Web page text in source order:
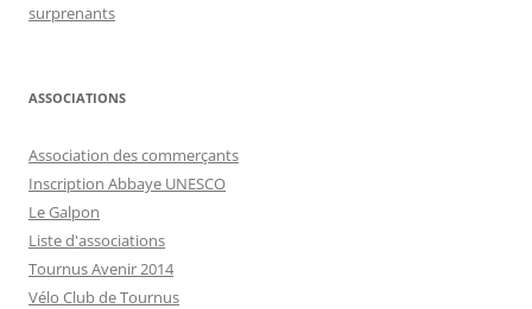
surprenants
ASSOCIATIONS
Association des commerçants
Inscription Abbaye UNESCO
Le Galpon
Liste d'associations
Tournus Avenir 2014
Vélo Club de Tournus